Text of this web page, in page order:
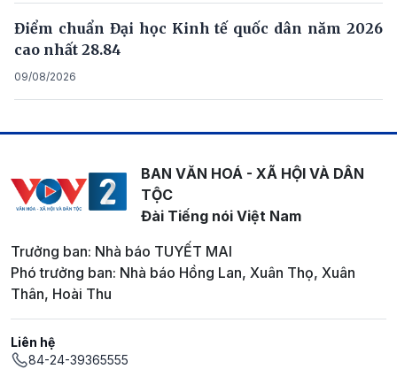
Điểm chuẩn Đại học Kinh tế quốc dân năm 2026
cao nhất 28.84
09/08/2026
BAN VĂN HOÁ - XÃ HỘI VÀ DÂN
TỘC
Đài Tiếng nói Việt Nam
Trưởng ban: Nhà báo TUYẾT MAI
Phó trưởng ban: Nhà báo Hồng Lan, Xuân Thọ, Xuân
Thân, Hoài Thu
Liên hệ
84-24-39365555